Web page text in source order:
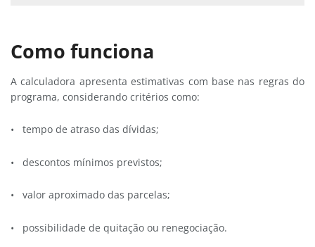
Como funciona
A calculadora apresenta estimativas com base nas regras do
programa, considerando critérios como:
• tempo de atraso das dívidas;
• descontos mínimos previstos;
• valor aproximado das parcelas;
• possibilidade de quitação ou renegociação.